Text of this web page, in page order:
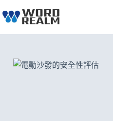
至